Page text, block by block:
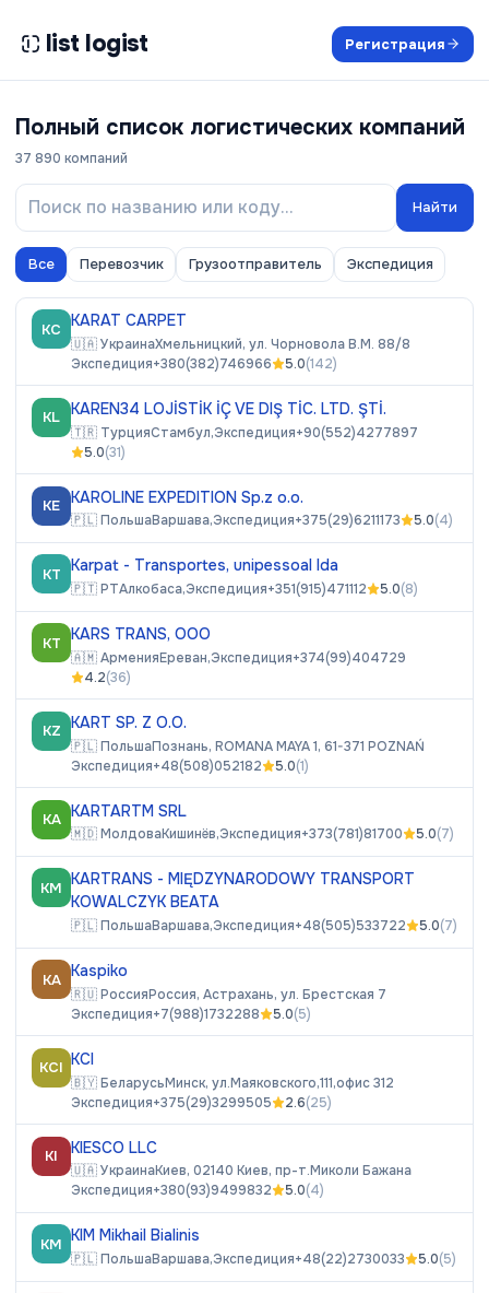
list logist Регистрация
Полный список логистических компаний
37 890 компаний
Найти
Все Перевозчик Грузоотправитель Экспедиция
KC KARAT CARPET
🇺🇦УкраинаХмельницкий, ул. Чорновола В.М. 88/8
Экспедиция+380(382)746966 5.0(142)
KL KAREN34 LOJİSTİK İÇ VE DIŞ TİC. LTD. ŞTİ.
🇹🇷 ТурцияСтамбул,Экспедиция+90(552)4277897
5.0(31)
KE KAROLINE EXPEDITION Sp.z o.o.
🇵🇱ПольшаВаршава,Экспедиция+375(29)6211173 5.0(4)
KT Karpat - Transportes, unipessoal lda
🇵🇹PTАлкобаса,Экспедиция+351(915)471112 5.0(8)
KT KARS TRANS, ООО
🇦🇲АрменияЕреван,Экспедиция+374(99)404729
4.2(36)
KZ KART SP. Z O.O.
🇵🇱ПольшаПознань, ROMANA MAYA 1, 61-371 POZNAŃ
Экспедиция+48(508)052182 5.0(1)
KA KARTARTM SRL
🇲🇩МолдоваКишинёв,Экспедиция+373(781)81700 5.0(7)
KM KARTRANS - MIĘDZYNARODOWY TRANSPORT
KOWALCZYK BEATA
🇵🇱ПольшаВаршава,Экспедиция+48(505)533722 5.0(7)
KA Kaspiko
🇷🇺РоссияРоссия, Астрахань, ул. Брестская 7
Экспедиция+7(988)1732288 5.0(5)
KCI KCI
🇧🇾БеларусьМинск, ул.Маяковского,111,офис 312
Экспедиция+375(29)3299505 2.6(25)
KI KIESCO LLC
🇺🇦УкраинаКиев, 02140 Киев, пр-т.Миколи Бажана
Экспедиция+380(93)9499832 5.0(4)
KM KIM Mikhail Bialinis
🇵🇱ПольшаВаршава,Экспедиция+48(22)2730033 5.0(5)